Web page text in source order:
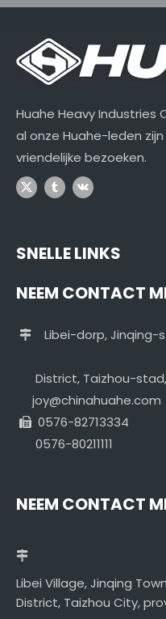
Huahe Heavy Industries
al onze Huahe-leden
vriendelijke bezoeken.
SNELLE LINKS
NEEM CONTACT
 Libei-dorp, Jinqing-
District, Taizhou-stad,
joy@chinahuahe.com
 0576-82713334
0576-80211111
NEEM CONTACT
Libei Village, Jinqing
District, Taizhou City,